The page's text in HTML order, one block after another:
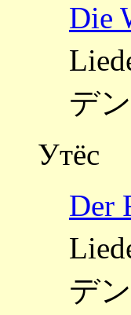
Die
デ
Утёс
Der
デ